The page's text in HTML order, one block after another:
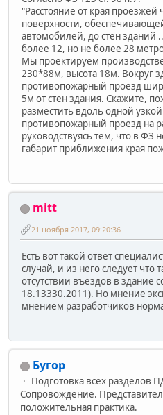
"Расстояние от края
поверхности,
автомобилей, до стен зданий
более 12, но не более 28
Мы проектируем
230*88м, высота 18м. Вокруг
противопожарный проезд
5м от стен здания. Скажите,
разместить вдоль одной
противопожарный проезд на
руководствуясь тем, что в ФЗ
габарит приближения края
mitt
21 ноября 2017, 09:20:36
Есть вот такой ответ
случай, и из него следует что
отсутствии въездов в здание
18.13330.2011). Но мнение
мнением разработчиков
Бугор
Подготовка всех разделов
Сопровождение.
положительная практика.